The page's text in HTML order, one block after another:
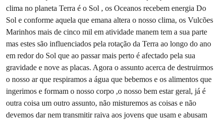
clima no planeta Terra é o Sol , os Oceanos recebem energia Do
Sol e conforme aquela que emana altera o nosso clima, os Vulcões
Marinhos mais de cinco mil em atividade manem tem a sua parte
mas estes são influenciados pela rotação da Terra ao longo do ano
em redor do Sol que ao passar mais perto é afectado pela sua
gravidade e nove as placas. Agora o assunto acerca de destruirmos
o nosso ar que respiramos a água que bebemos e os alimentos que
ingerimos e formam o nosso corpo ,o nosso bem estar geral, já é
outra coisa um outro assunto, não misturemos as coisas e não
devemos dar nem transmitir raiva aos jovens que usam e abusam